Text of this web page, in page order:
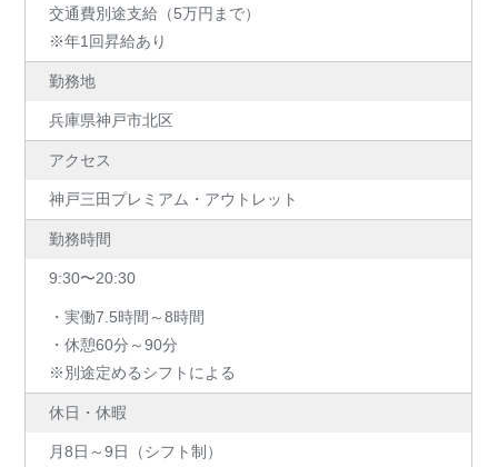
交通費別途支給（5万円まで）
※年1回昇給あり
勤務地
兵庫県神戸市北区
アクセス
神戸三田プレミアム・アウトレット
勤務時間
9:30〜20:30
・実働7.5時間～8時間
・休憩60分～90分
※別途定めるシフトによる
休日・休暇
月8日～9日（シフト制）